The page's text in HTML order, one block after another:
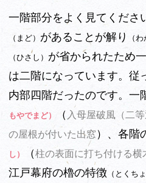
一階部分をよく見てくださ
（まど） があることが解り （
（ひさし） が省かられたため
は二階になっています。従
内部四階だったのです。一
もやでまど）
（ 入母屋破風（二
の屋根が付いた出窓 ）、各階
し）
（柱の表面に打ち付ける横
江戸幕府の櫓の特徴 （とくち